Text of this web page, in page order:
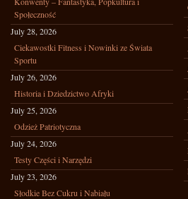
Społeczność
July 28, 2026
Ciekawostki Fitness i Nowinki ze Świata
Sportu
July 26, 2026
Historia i Dziedzictwo Afryki
July 25, 2026
Odzież Patriotyczna
July 24, 2026
Testy Części i Narzędzi
July 23, 2026
Słodkie Bez Cukru i Nabiału